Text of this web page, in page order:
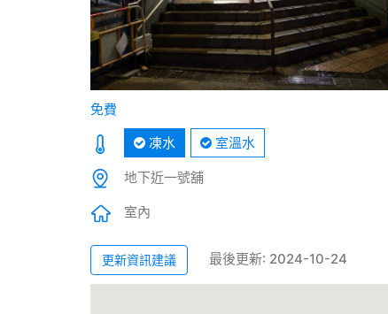
免費
凍水
室溫水
地下近一號舖
室內
更新資訊建議 最後更新: 2024-10-24